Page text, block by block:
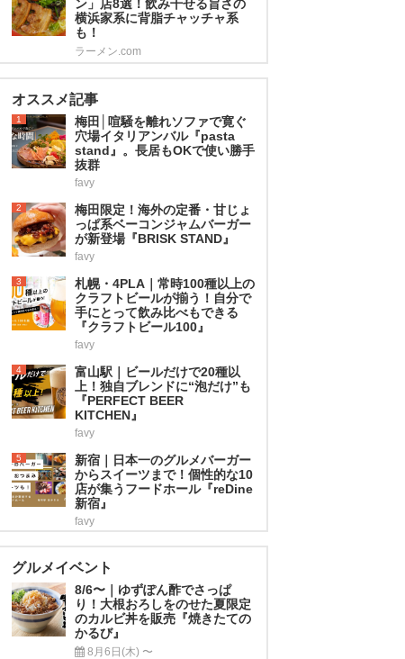
ン」店8選！飲み干せる旨さの
横浜家系に背脂チャッチャ系
も！
ラーメン.com
オススメ記事
1
梅田│喧騒を離れソファで寛ぐ
穴場イタリアンバル『pasta
stand』。長居もOKで使い勝手
抜群
favy
2
梅田限定！海外の定番・甘じょ
っぱ系ベーコンジャムバーガー
が新登場『BRISK STAND』
favy
3
札幌・4PLA｜常時100種以上の
クラフトビールが揃う！自分で
手にとって飲み比べもできる
『クラフトビール100』
favy
4
富山駅｜ビールだけで20種以
上！独自ブレンドに“泡だけ”も
『PERFECT BEER
KITCHEN』
favy
5
新宿｜日本一のグルメバーガー
からスイーツまで！個性的な10
店が集うフードホール『reDine
新宿』
favy
グルメイベント
8/6〜｜ゆずぽん酢でさっぱ
り！大根おろしをのせた夏限定
のカルビ丼を販売『焼きたての
かるび』
8月6日(木) 〜